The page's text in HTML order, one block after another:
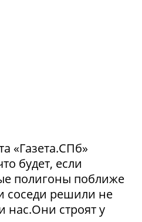
«Газета.СПб»
будет, если
полигоны поближе
соседи решили не
нас.Они строят у